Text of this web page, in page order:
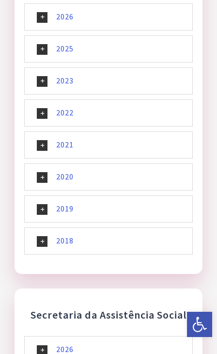
Abrir a
2026
2025
2023
2022
2021
2020
2019
2018
Secretaria da Assistência Social
2026